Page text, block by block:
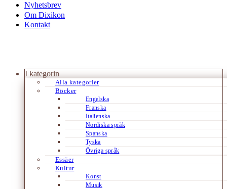
Nyhetsbrev
Om Dixikon
Kontakt
I kategorin
Alla kategorier
Böcker
Engelska
Franska
Italienska
Nordiska språk
Spanska
Tyska
Övriga språk
Essäer
Kultur
Konst
Musik